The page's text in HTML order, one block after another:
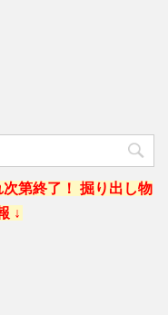
第終了！ 掘り出し物
↓